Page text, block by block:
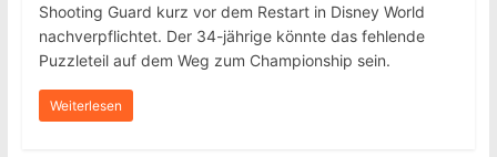
Shooting Guard kurz vor dem Restart in Disney World
nachverpflichtet. Der 34-jährige könnte das fehlende
Puzzleteil auf dem Weg zum Championship sein.
Weiterlesen